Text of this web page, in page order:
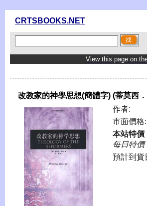
CRTSBOOKS.NET
View this page on
改教家的神學思想(簡體字) (蒂莫西
作者:
市面價格:
本站特價
每日特價
預計到貨